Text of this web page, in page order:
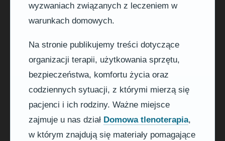
wyzwaniach związanych z leczeniem w
warunkach domowych.
Na stronie publikujemy treści dotyczące
organizacji terapii, użytkowania sprzętu,
bezpieczeństwa, komfortu życia oraz
codziennych sytuacji, z którymi mierzą się
pacjenci i ich rodziny. Ważne miejsce
zajmuje u nas dział Domowa tlenoterapia,
w którym znajdują się materiały pomagające